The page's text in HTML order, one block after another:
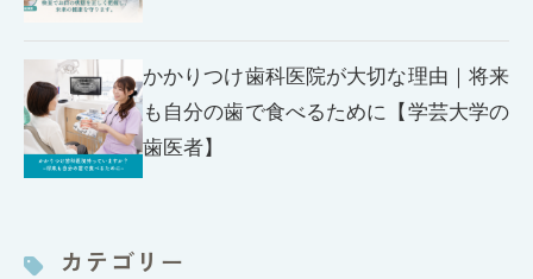
かかりつけ歯科医院が大切な理由｜将来
も自分の歯で食べるために【学芸大学の
歯医者】
カテゴリー